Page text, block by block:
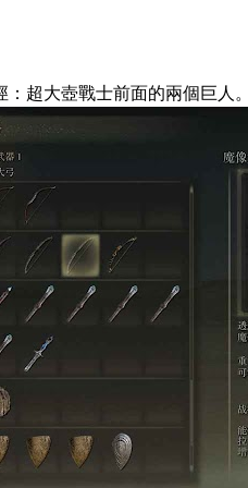
：超大壺戰士前面的兩個巨人